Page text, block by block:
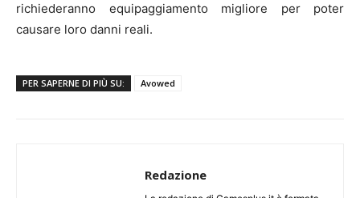
richiederanno equipaggiamento migliore per poter
causare loro danni reali.
PER SAPERNE DI PIÙ SU: Avowed
Redazione